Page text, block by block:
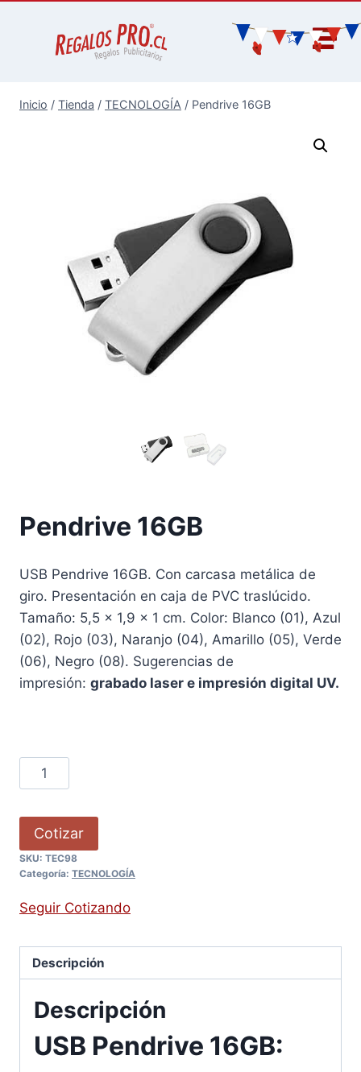
Inicio / Tienda / TECNOLOGÍA / Pendrive 16GB
Pendrive 16GB
USB Pendrive 16GB. Con carcasa metálica de
giro. Presentación en caja de PVC traslúcido.
Tamaño: 5,5 x 1,9 x 1 cm. Color: Blanco (01), Azul
(02), Rojo (03), Naranjo (04), Amarillo (05), Verde
(06), Negro (08). Sugerencias de
impresión: grabado laser e impresión digital UV.
Cotizar
SKU: TEC98
Categoría: TECNOLOGÍA
Seguir Cotizando
Descripción
Descripción
USB Pendrive 16GB: